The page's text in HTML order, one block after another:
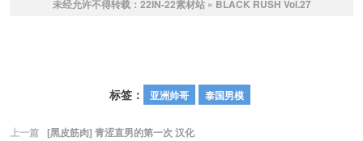
未经允许不得转载： 22IN-22素材站» BLACK RUSH Vol.27
标签： 亚洲帅哥 泰国男模
上一篇
[黑皮筋肉] 青涩直男的第一次 汉化